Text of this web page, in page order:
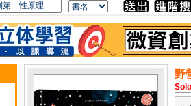
野